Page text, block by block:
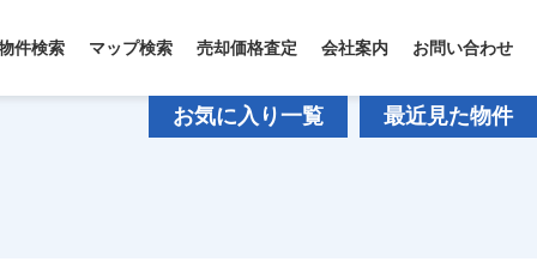
件検索 マップ検索 売却価格査定 会社案内 お問い合わせ
お気に入り一覧 最近見た物件